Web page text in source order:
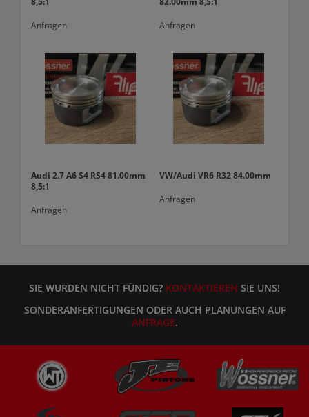
Anfragen
Anfragen
Audi 2.7 A6 S4 RS4 81.00mm
8,5:1
Anfragen
VW/Audi VR6 R32 84.00mm
Anfragen
SIE WURDEN NICHT FÜNDIG? KONTAKTIEREN SIE UNS!
SONDERANFERTIGUNGEN ODER AUCH PLANUNGEN AUF
ANFRAGE.